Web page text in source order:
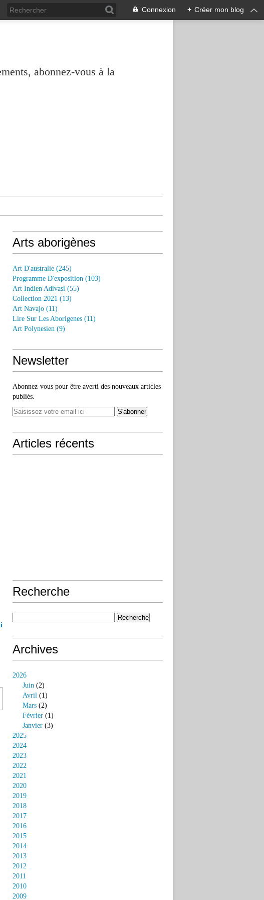
Connexion + Créer mon blog
abonnez-vous à la
Arts aborigènes
Art D'australie (245)
Programme D'exposition (103)
Art Indien Adivasi (55)
Collection 2021 (13)
Art Navajo (11)
Lire Sur Les Aborigenes (11)
Art Polynesien (9)
Newsletter
Abonnez-vous pour être averti des nouveaux articles
publiés.
Articles récents
Recherche
Archives
2026
Juin (2)
Avril (1)
Mars (2)
Février (1)
Janvier (3)
2025
2024
2023
2022
2021
2020
2019
2018
2017
2016
2015
2014
2013
2012
2011
2010
2009